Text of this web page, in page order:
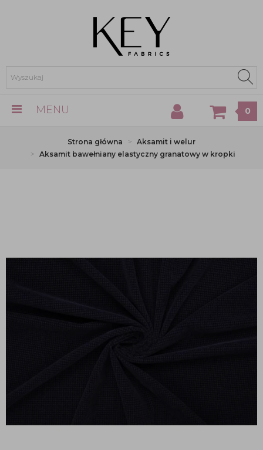
MENU 0
Strona główna
Aksamit i welur
Aksamit bawełniany elastyczny granatowy w kropki